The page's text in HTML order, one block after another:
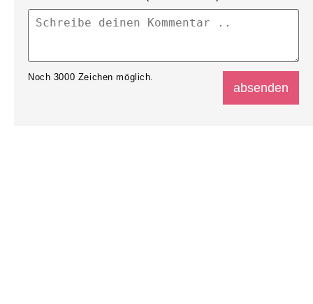
Noch 3000 Zeichen möglich.